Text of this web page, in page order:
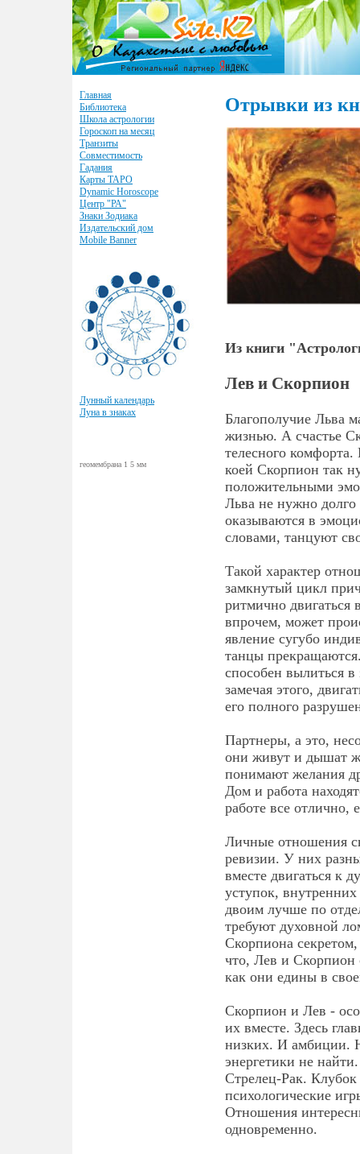
Главная
Библиотека
Школа астрологии
Гороскоп на месяц
Транзиты
Совместимость
Гадания
Карты ТАРО
Dynamic Horoscope
Центр "РА"
Знаки Зодиака
Издательский дом
Mobile Banner
Лунный календарь
Луна в знаках
геомембрана 1 5 мм
Отрывки из
Из книги
Лев и Скорпион
Благополучие Льва
жизнью. А счастье
телесного
коей Скорпион так
положительными
Льва не нужно долго
оказываются в
словами, танцуют
Такой характер
замкнутый цикл
ритмично двигаться
впрочем, может
явление сугубо
танцы
способен вылиться
замечая этого,
его полного
Партнеры, а это,
они живут и дышат
понимают желания
Дом и работа
работе все отлично,
Личные отношения
ревизии. У них
вместе двигаться к
уступок,
двоим лучше по
требуют духовной
Скорпиона
что, Лев и Скорпион
как они едины в
Скорпион и Лев -
их вместе. Здесь
низких. И амбиции.
энергетики не
Стрелец-Рак.
психологические
Отношения
одновременно.